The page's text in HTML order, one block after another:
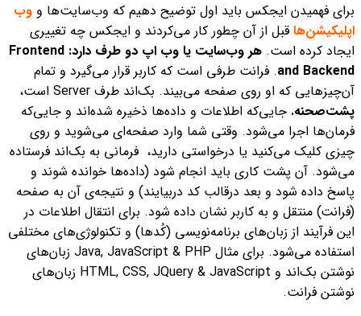
برای فهمیدن ایجکس باید اول توضیح دهیم که وب‌سایت‌ها و وب
اپلیکیشن‌ها قبل از آن چطور کار می‌کردند و ایجکس چه تغییری
ایجاد کرده است.
هر وب‌سایت یا وب اپ دو طرف دارد: Frontend
and Backend. فرانت طرفی است که کاربر قرار می‌گیرد و تمام
آن‌چیزهایی که او روی صفحه‌ می‌بیند. بک‌اند طرف Server است،
پشت‌صحنه. جایی‌که اطلاعات و داده‌ها ذخیره شده‌اند و جایی‌که
فرمان‌ها اجرا می‌شود. وقتی شما وارد صفحه‌‌ای می‌شوید و روی
چیزی کلیک می‌کنید یا درخواستی دارید، فرمانی به بک‌اند فرستاده
می‌شود. آن پشت کاری باید انجام شود (داده‌ها خوانده شوند و
پاسخ داده شود و بعد درقالب کد دربیایند) و نتیجه‌ی آن به صفحه
(فرانت) منتقل و به کاربر نشان داده شود. برای انتقال اطلاعات در
این فرآیند از زبان‌های برنامه‌نویسی (کُدها) و تکنولوژی‌های مختلفی
استفاده می‌شود. برای مثال Java, JavaScript & PHP زبان‌های
نوشتن بک‌اند و HTML, CSS, JQuery & JavaScript زبان‌های
نوشتن فرانت.